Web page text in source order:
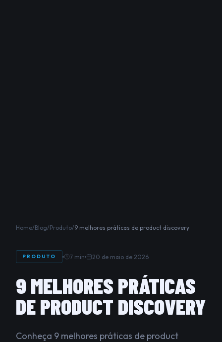
Home/Blog/Produto/9 melhores práticas de product discovery
PRODUTO 7 min 20 de maio de 2026
9 MELHORES PRÁTICAS
DE PRODUCT DISCOVERY
Conheça 9 melhores práticas de product